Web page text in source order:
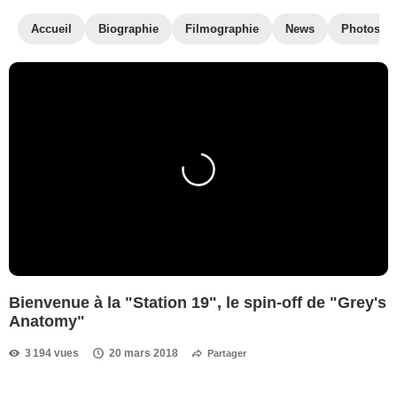
Accueil Biographie Filmographie News Photos
Bienvenue à la "Station 19", le spin-off de "Grey's
Anatomy"
3 194 vues 20 mars 2018 Partager